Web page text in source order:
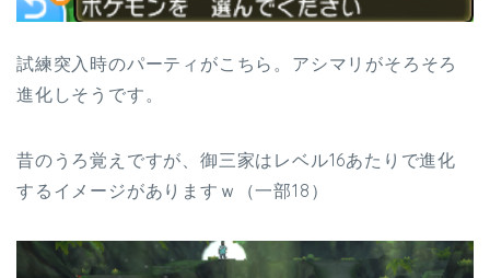
試練突入時のパーティがこちら。アシマリがそろそろ
進化しそうです。
昔のうろ覚えですが、御三家はレベル16あたりで進化
するイメージがありますｗ（一部18）